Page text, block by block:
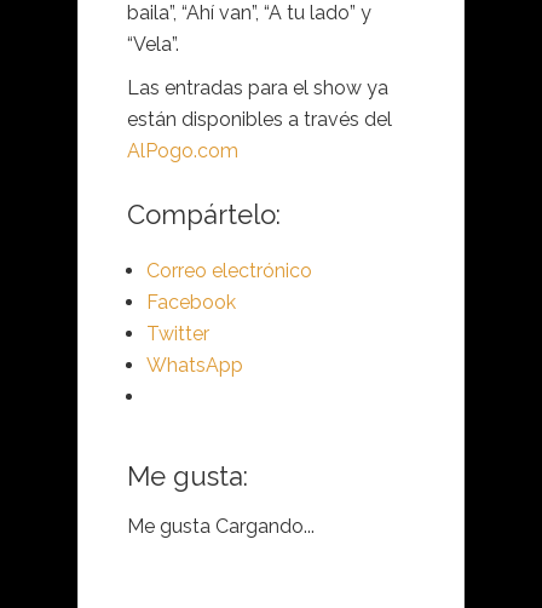
baila”, “Ahí van”, “A tu lado” y
“Vela”.
Las entradas para el show ya
están disponibles a través del
AlPogo.com
Compártelo:
Correo electrónico
Facebook
Twitter
WhatsApp
Me gusta:
Me gusta Cargando...